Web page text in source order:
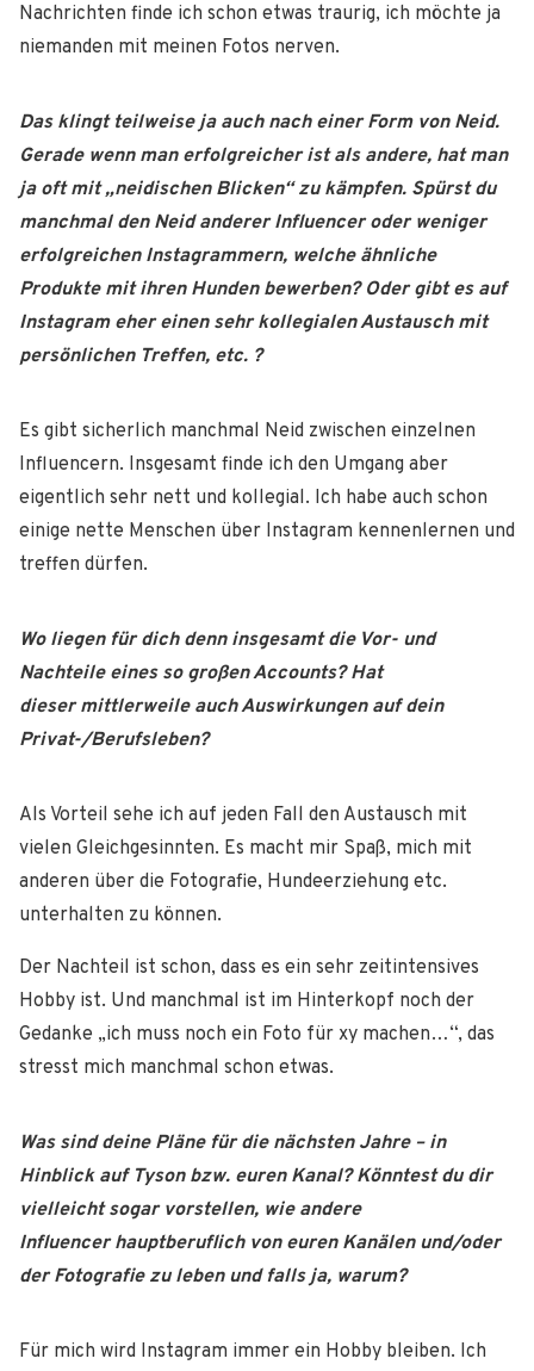
Nachrichten finde ich schon etwas traurig, ich möchte ja
niemanden mit meinen Fotos nerven.
Das klingt teilweise ja auch nach einer Form von Neid.
Gerade wenn man erfolgreicher ist als andere, hat man
ja oft mit „neidischen Blicken“ zu kämpfen. Spürst du
manchmal den Neid anderer Influencer oder weniger
erfolgreichen Instagrammern, welche ähnliche
Produkte mit ihren Hunden bewerben? Oder gibt es auf
Instagram eher einen sehr kollegialen Austausch mit
persönlichen Treffen, etc. ?
Es gibt sicherlich manchmal Neid zwischen einzelnen
Influencern. Insgesamt finde ich den Umgang aber
eigentlich sehr nett und kollegial. Ich habe auch schon
einige nette Menschen über Instagram kennenlernen und
treffen dürfen.
Wo liegen für dich denn insgesamt die Vor- und
Nachteile eines so großen Accounts? Hat
diesermittlerweile auch Auswirkungen auf dein
Privat-/Berufsleben?
Als Vorteil sehe ich auf jeden Fall den Austausch mit
vielen Gleichgesinnten. Es macht mir Spaß, mich mit
anderen über die Fotografie, Hundeerziehung etc.
unterhalten zu können.
Der Nachteil ist schon, dass es ein sehr zeitintensives
Hobby ist. Und manchmal ist im Hinterkopf noch der
Gedanke „ich muss noch ein Foto für xy machen…“, das
stresst mich manchmal schon etwas.
Was sind deine Pläne für die nächsten Jahre – in
Hinblick auf Tyson bzw. euren Kanal? Könntest du dir
vielleicht sogar vorstellen, wie andere
Influencerhauptberuflich von euren Kanälen und/oder
der Fotografie zu leben und falls ja, warum?
Für mich wird Instagram immer ein Hobby bleiben. Ich